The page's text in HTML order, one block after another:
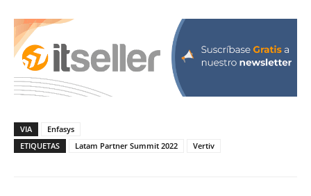
VIA
Enfasys
ETIQUETAS
Latam Partner Summit 2022 Vertiv